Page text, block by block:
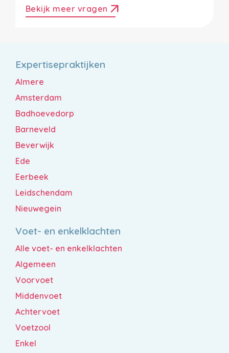
Bekijk meer vragen arrow_outward
Expertisepraktijken
Almere
Amsterdam
Badhoevedorp
Barneveld
Beverwijk
Ede
Eerbeek
Leidschendam
Nieuwegein
Voet- en enkelklachten
Alle voet- en enkelklachten
Algemeen
Voorvoet
Middenvoet
Achtervoet
Voetzool
Enkel